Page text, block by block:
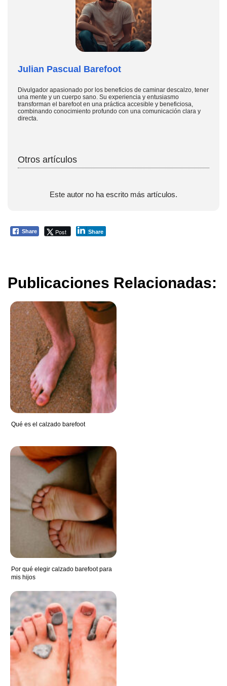
Julian Pascual Barefoot
Divulgador apasionado por los beneficios de caminar descalzo, tener
una mente y un cuerpo sano. Su experiencia y entusiasmo
transforman el barefoot en una práctica accesible y beneficiosa,
combinando conocimiento profundo con una comunicación clara y
directa.
Otros artículos
Este autor no ha escrito más artículos.
Share Post Share
Publicaciones Relacionadas:
Qué es el calzado barefoot
Por qué elegir calzado barefoot para
mis hijos